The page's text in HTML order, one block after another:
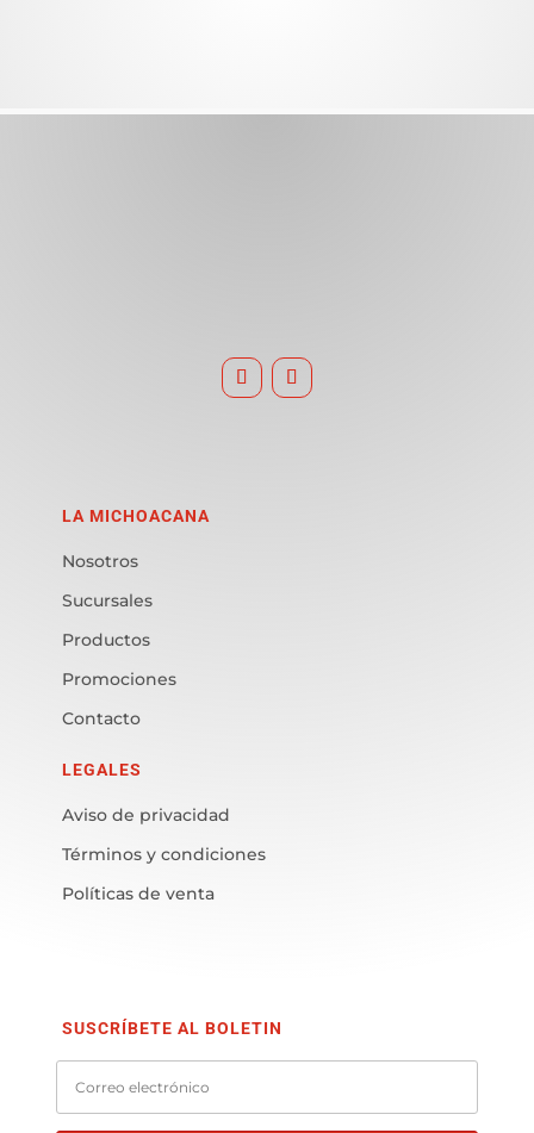
LA MICHOACANA
Nosotros
Sucursales
Productos
Promociones
Contacto
LEGALES
Aviso de privacidad
Términos y condiciones
Políticas de venta
SUSCRÍBETE AL BOLETIN